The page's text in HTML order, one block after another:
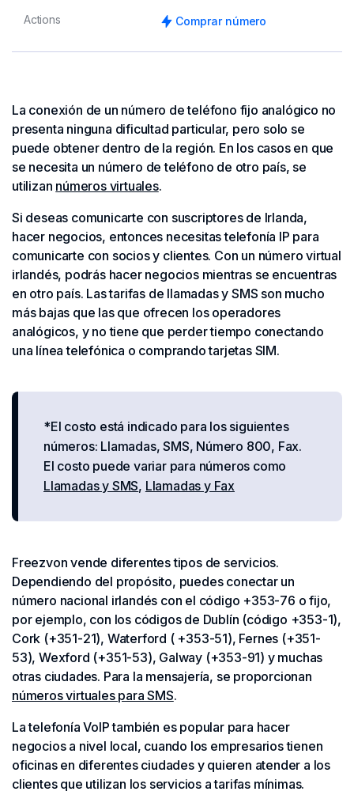
Actions Comprar número
La conexión de un número de teléfono fijo analógico no
presenta ninguna dificultad particular, pero solo se
puede obtener dentro de la región. En los casos en que
se necesita un número de teléfono de otro país, se
utilizan números virtuales.
Si deseas comunicarte con suscriptores de Irlanda,
hacer negocios, entonces necesitas telefonía IP para
comunicarte con socios y clientes. Con un número virtual
irlandés, podrás hacer negocios mientras se encuentras
en otro país. Las tarifas de llamadas y SMS son mucho
más bajas que las que ofrecen los operadores
analógicos, y no tiene que perder tiempo conectando
una línea telefónica o comprando tarjetas SIM.
*El costo está indicado para los siguientes
números: Llamadas, SMS, Número 800, Fax.
El costo puede variar para números como
Llamadas y SMS, Llamadas y Fax
Freezvon vende diferentes tipos de servicios.
Dependiendo del propósito, puedes conectar un
número nacional irlandés con el código +353-76 o fijo,
por ejemplo, con los códigos de Dublín (código +353-1),
Cork (+351-21), Waterford ( +353-51), Fernes (+351-
53), Wexford (+351-53), Galway (+353-91) y muchas
otras ciudades. Para la mensajería, se proporcionan
números virtuales para SMS.
La telefonía VoIP también es popular para hacer
negocios a nivel local, cuando los empresarios tienen
oficinas en diferentes ciudades y quieren atender a los
clientes que utilizan los servicios a tarifas mínimas.